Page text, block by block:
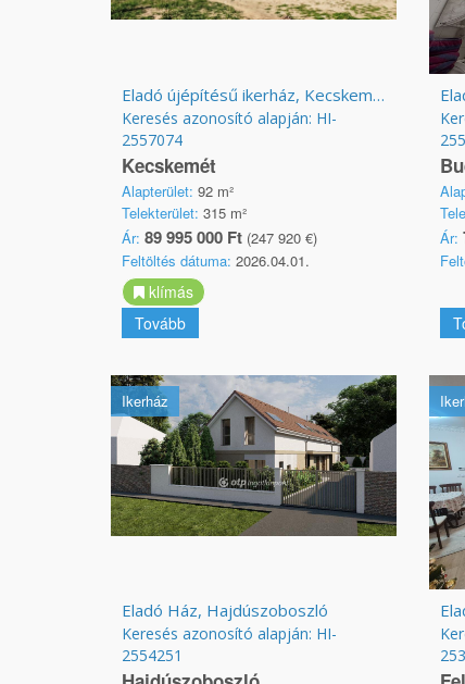
Eladó újépítésű ikerház, Kecskemét
Keresés azonosító alapján: HI-
2557074
Kecskemét
Alapterület: 92 m²
Telekterület: 315 m²
Ár: 89 995 000 Ft (247 920 €)
Feltöltés dátuma: 2026.04.01.
klímás
Tovább
Ár:
Ikerház
Eladó Ház, Hajdúszoboszló
Keresés azonosító alapján: HI-
2554251